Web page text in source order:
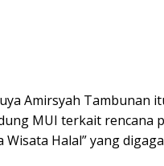
Amirsyah Tambunan
MUI terkait rencana
Halal” yang